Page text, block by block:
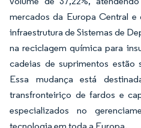
mercados da Europa Central
infraestrutura de Sistemas de
na reciclagem química para
cadeias de suprimentos estão
Essa mudança está
transfronteiriço de fardos e
especializados no
tecnologia em toda a Europa.